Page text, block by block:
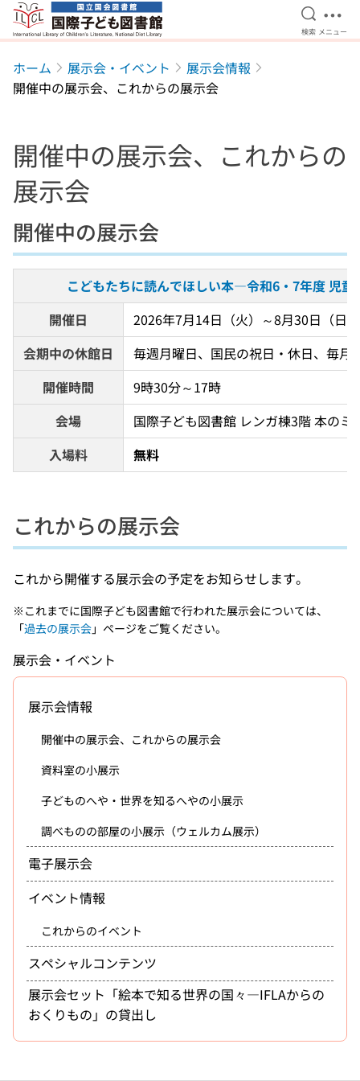
本文へ移動
検索を
検索 メ
メニュー
ホーム 展示会・イベント
展示会情報
開催中の展示会、これからの展示会
開催中の展示会、これからの
展示会
開催中の展示会
こどもたちに読んでほしい本―令和6・7年度 児
開催日
2026年7月14日（火）～8月30日（日）
会期中の休館日
毎週月曜日、国民の祝日・休日、毎月
開催時間
9時30分～17時
会場
国際子ども図書館 レンガ棟3階 本のミ
入場料
無料
これからの展示会
これから開催する展示会の予定をお知らせします。
※これまでに国際子ども図書館で行われた展示会については、
「過去の展示会」ページをご覧ください。
展示会・イベント
展示会情報
開催中の展示会、これからの展示会
資料室の小展示
子どものへや・世界を知るへやの小展示
調べものの部屋の小展示（ウェルカム展示）
電子展示会
イベント情報
これからのイベント
スペシャルコンテンツ
展示会セット「絵本で知る世界の国々―IFLAからの
おくりもの」の貸出し